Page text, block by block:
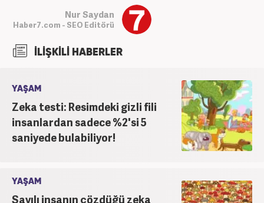
Nur Saydan
Haber7.com - SEO Editörü
İLİŞKİLİ HABERLER
YAŞAM
Zeka testi: Resimdeki gizli fili
insanlardan sadece %2'si 5
saniyede bulabiliyor!
YAŞAM
Sayılı insanın çözdüğü zeka